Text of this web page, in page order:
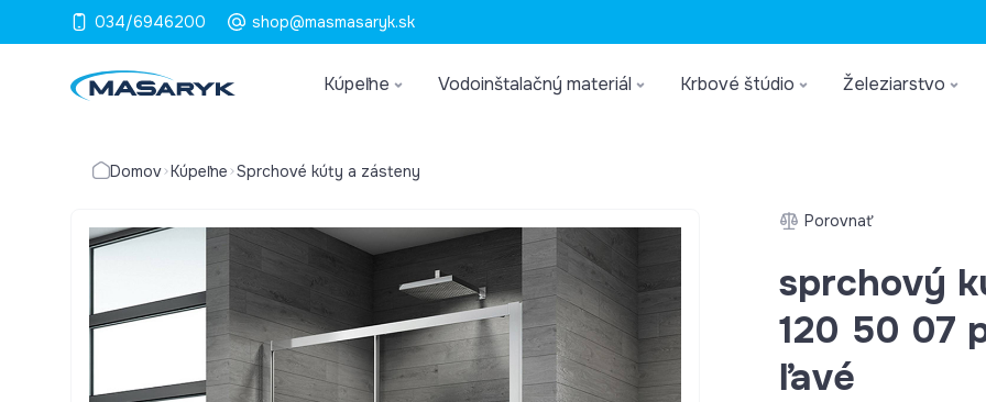
034/6946200 shop@masmasaryk.sk
Kúpeľne Vodoinštalačný materiál Krbové štúdio Železiarstvo
Domov Kúpeľne Sprchové kúty a zásteny
Porovnať
sprchový
120 50 07
ľavé